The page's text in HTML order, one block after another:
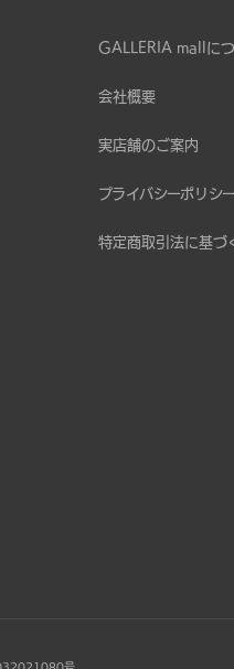
GALLERIA mallに
会社概要
実店舗のご案内
プライバシーポリシー
特定商取引法に基づ
号